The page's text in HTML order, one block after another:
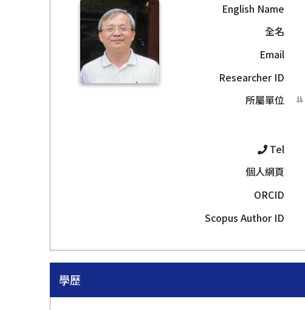
English Name
全名
Email
Researcher ID
所屬單位
Tel
個人網頁
ORCID
Scopus Author ID
學歷